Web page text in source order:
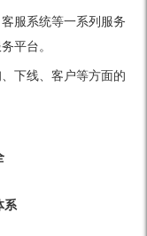
服系统等一系列服务
平台。
下线、客户等方面的
系